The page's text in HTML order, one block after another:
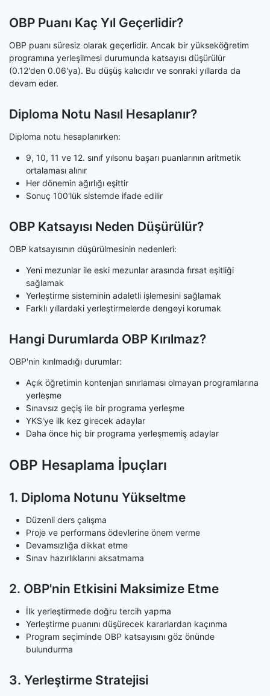
OBP Puanı Kaç Yıl Geçerlidir?
OBP puanı süresiz olarak geçerlidir. Ancak bir yükseköğretim
programına yerleşilmesi durumunda katsayısı düşürülür
(0.12'den 0.06'ya). Bu düşüş kalıcıdır ve sonraki yıllarda da
devam eder.
Diploma Notu Nasıl Hesaplanır?
Diploma notu hesaplanırken:
9, 10, 11 ve 12. sınıf yılsonu başarı puanlarının aritmetik
ortalaması alınır
Her dönemin ağırlığı eşittir
Sonuç 100'lük sistemde ifade edilir
OBP Katsayısı Neden Düşürülür?
OBP katsayısının düşürülmesinin nedenleri:
Yeni mezunlar ile eski mezunlar arasında fırsat eşitliği
sağlamak
Yerleştirme sisteminin adaletli işlemesini sağlamak
Farklı yıllardaki yerleştirmelerde dengeyi korumak
Hangi Durumlarda OBP Kırılmaz?
OBP'nin kırılmadığı durumlar:
Açık öğretimin kontenjan sınırlaması olmayan programlarına
yerleşme
Sınavsız geçiş ile bir programa yerleşme
YKS'ye ilk kez girecek adaylar
Daha önce hiç bir programa yerleşmemiş adaylar
OBP Hesaplama İpuçları
1. Diploma Notunu Yükseltme
Düzenli ders çalışma
Proje ve performans ödevlerine önem verme
Devamsızlığa dikkat etme
Sınav hazırlıklarını aksatmama
2. OBP'nin Etkisini Maksimize Etme
İlk yerleştirmede doğru tercih yapma
Yerleştirme puanını düşürecek kararlardan kaçınma
Program seçiminde OBP katsayısını göz önünde
bulundurma
3. Yerleştirme Stratejisi